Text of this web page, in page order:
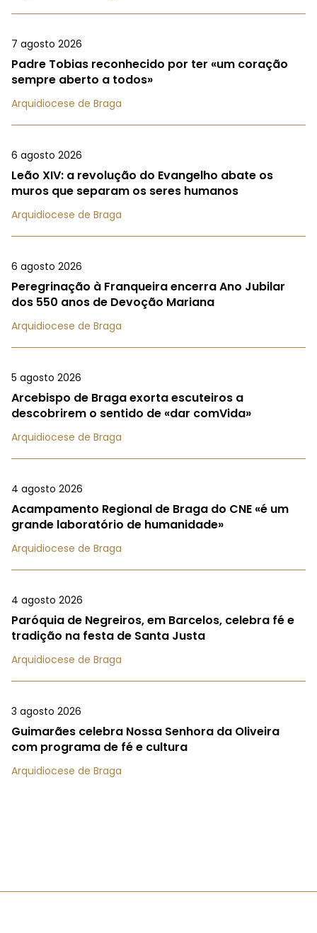
7 agosto 2026
Padre Tobias reconhecido por ter «um coração
sempre aberto a todos»
Arquidiocese de Braga
6 agosto 2026
Leão XIV: a revolução do Evangelho abate os
muros que separam os seres humanos
Arquidiocese de Braga
6 agosto 2026
Peregrinação à Franqueira encerra Ano Jubilar
dos 550 anos de Devoção Mariana
Arquidiocese de Braga
5 agosto 2026
Arcebispo de Braga exorta escuteiros a
descobrirem o sentido de «dar comVida»
Arquidiocese de Braga
4 agosto 2026
Acampamento Regional de Braga do CNE «é um
grande laboratório de humanidade»
Arquidiocese de Braga
4 agosto 2026
Paróquia de Negreiros, em Barcelos, celebra fé e
tradição na festa de Santa Justa
Arquidiocese de Braga
3 agosto 2026
Guimarães celebra Nossa Senhora da Oliveira
com programa de fé e cultura
Arquidiocese de Braga